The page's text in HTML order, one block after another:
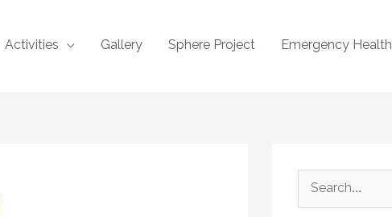
Activities Gallery Sphere Project Emergency Health
e